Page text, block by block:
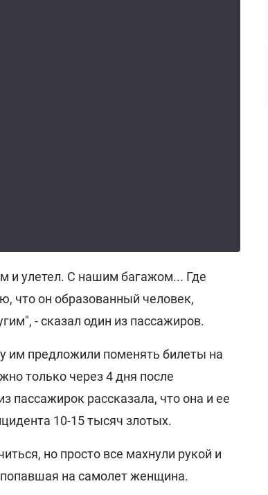
и улетел. С нашим багажом... Где
что он образованный человек,
- сказал один из пассажиров.
им предложили поменять билеты на
только через 4 дня после
пассажирок рассказала, что она и ее
10-15 тысяч злотых.
но просто все махнули рукой и
попавшая на самолет женщина.